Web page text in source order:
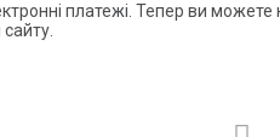
платежі. Тепер ви можете